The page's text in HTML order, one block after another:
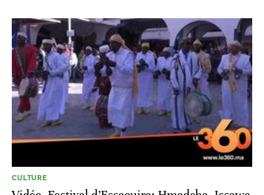
CULTURE